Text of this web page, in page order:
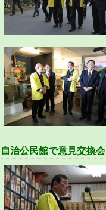
自治公民館で意見交換会